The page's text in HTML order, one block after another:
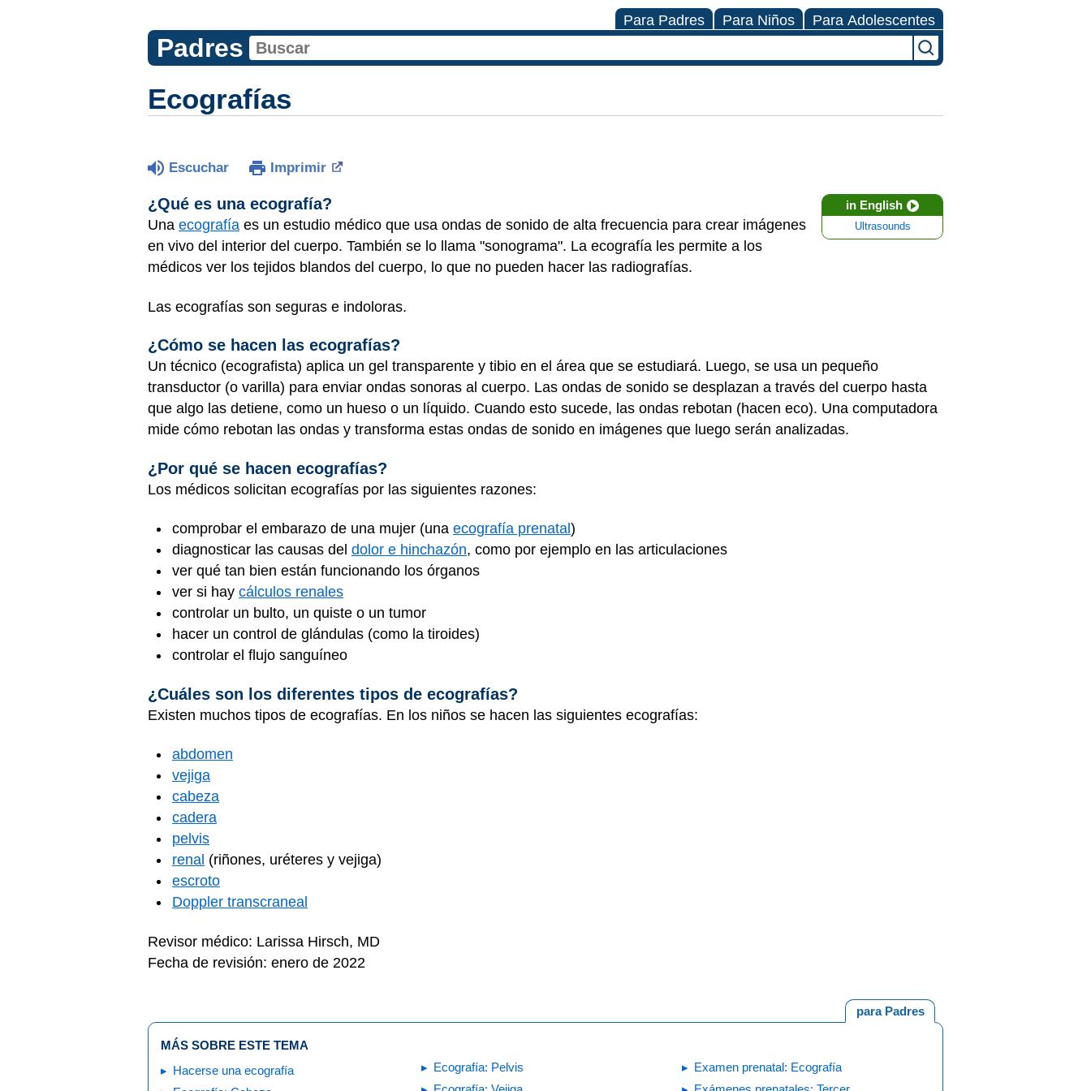
Para Padres Para Niños Para Adolescentes
Padres
Ecografías
Escuchar Imprimir
in English
Ultrasounds
¿Qué es una ecografía?
Una ecografía es un estudio médico que usa ondas de sonido de alta frecuencia para crear imágenes
en vivo del interior del cuerpo. También se lo llama "sonograma". La ecografía les permite a los
médicos ver los tejidos blandos del cuerpo, lo que no pueden hacer las radiografías.
Las ecografías son seguras e indoloras.
¿Cómo se hacen las ecografías?
Un técnico (ecografista) aplica un gel transparente y tibio en el área que se estudiará. Luego, se usa un pequeño
transductor (o varilla) para enviar ondas sonoras al cuerpo. Las ondas de sonido se desplazan a través del cuerpo hasta
que algo las detiene, como un hueso o un líquido. Cuando esto sucede, las ondas rebotan (hacen eco). Una computadora
mide cómo rebotan las ondas y transforma estas ondas de sonido en imágenes que luego serán analizadas.
¿Por qué se hacen ecografías?
Los médicos solicitan ecografías por las siguientes razones:
comprobar el embarazo de una mujer (una ecografía prenatal )
diagnosticar las causas del dolor e hinchazón, como por ejemplo en las articulaciones
ver qué tan bien están funcionando los órganos
ver si hay cálculos renales
controlar un bulto, un quiste o un tumor
hacer un control de glándulas (como la tiroides)
controlar el flujo sanguíneo
¿Cuáles son los diferentes tipos de ecografías?
Existen muchos tipos de ecografías. En los niños se hacen las siguientes ecografías:
abdomen
vejiga
cabeza
cadera
pelvis
renal (riñones, uréteres y vejiga)
escroto
Doppler transcraneal
Revisor médico: Larissa Hirsch, MD
Fecha de revisión: enero de 2022
para Padres
MÁS SOBRE ESTE TEMA
Hacerse una ecografía
Ecografía: Pelvis
Examen prenatal: Ecografía